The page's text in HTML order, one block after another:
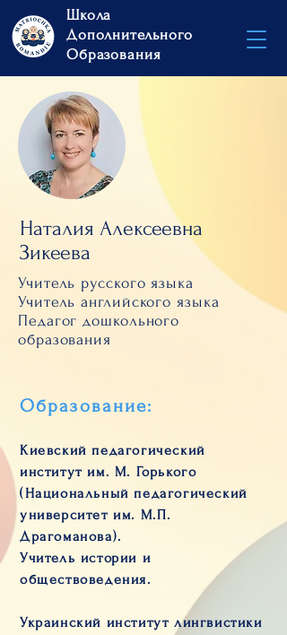
Школа
Дополнительного
Образования
Наталия Алексеевна
Зикеева
Учитель русского языка
Учитель английского языка
Педагог дошкольного
образования
Образование:
Киевский педагогический
институт им. М. Горького
(Национальный педагогический
университет им. М.П.
Драгоманова).
Учитель истории и
обществоведения.
Украинский институт лингвистики